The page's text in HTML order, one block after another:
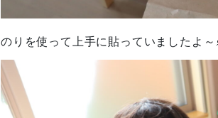
のりを使って上手に貼っていましたよ～